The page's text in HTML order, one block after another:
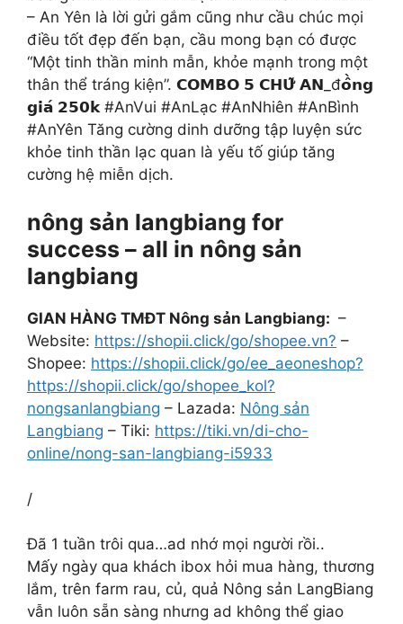
– An Yên là lời gửi gắm cũng như cầu chúc mọi
điều tốt đẹp đến bạn, cầu mong bạn có được
“Một tinh thần minh mẫn, khỏe mạnh trong một
thân thể tráng kiện”. 𝗖𝗢𝗠𝗕𝗢 𝟱 𝗖𝗛𝗨̛̃ 𝗔𝗡_đ𝗼̂̀𝗻𝗴
𝗴𝗶𝗮́ 𝟮𝟱𝟬𝗸 #AnVui #AnLạc #AnNhiên #AnBình
#AnYên Tăng cường dinh dưỡng tập luyện sức
khỏe tinh thần lạc quan là yếu tố giúp tăng
cường hệ miễn dịch.
nông sản langbiang for
success – all in nông sản
langbiang
GIAN HÀNG TMĐT Nông sản Langbiang: –
Website: https://shopii.click/go/shopee.vn? –
Shopee: https://shopii.click/go/ee_aeoneshop?
https://shopii.click/go/shopee_kol?
nongsanlangbiang – Lazada: Nông sản
Langbiang – Tiki: https://tiki.vn/di-cho-
online/nong-san-langbiang-i5933
/
Đã 1 tuần trôi qua…ad nhớ mọi người rồi..
Mấy ngày qua khách ibox hỏi mua hàng, thương
lắm, trên farm rau, củ, quả Nông sản LangBiang
vẫn luôn sẵn sàng nhưng ad không thể giao